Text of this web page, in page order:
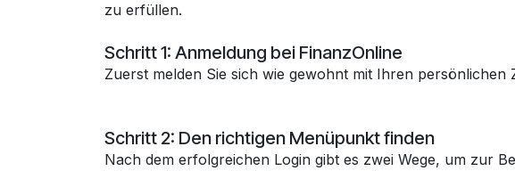
zu erfüllen.
Schritt 1: Anmeldung bei FinanzOnline
Zuerst melden Sie sich wie gewohnt mit Ihren persönlichen
Schritt 2: Den richtigen Menüpunkt finden
Nach dem erfolgreichen Login gibt es zwei Wege, um zur